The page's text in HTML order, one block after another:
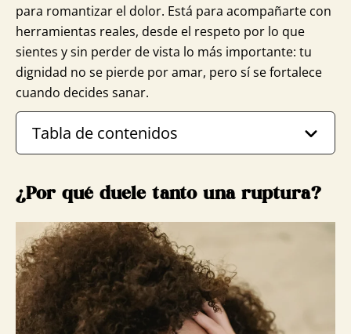
para romantizar el dolor. Está para acompañarte con
herramientas reales, desde el respeto por lo que
sientes y sin perder de vista lo más importante: tu
dignidad no se pierde por amar, pero sí se fortalece
cuando decides sanar.
Tabla de contenidos
¿Por qué duele tanto una ruptura?